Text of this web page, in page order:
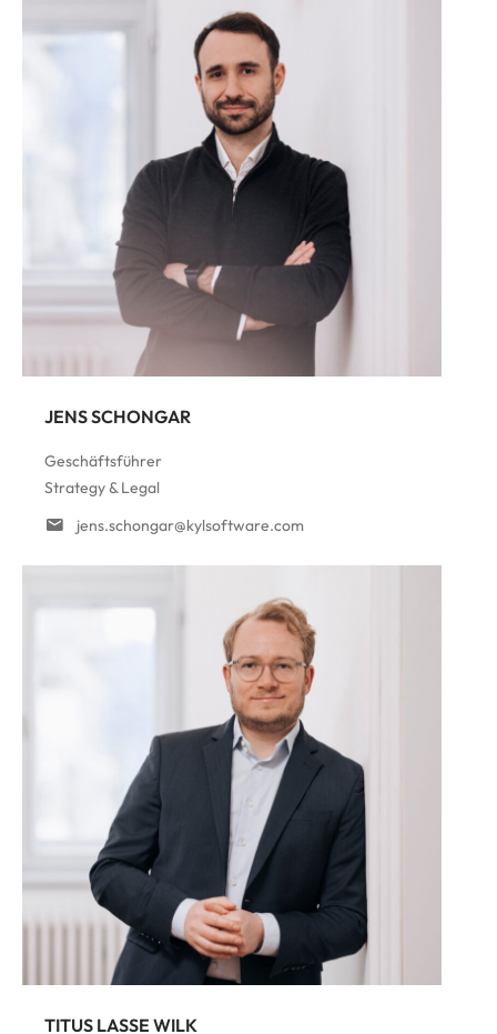
JENS SCHONGAR
Geschäftsführer
Strategy & Legal
jens.schongar@kylsoftware.com
TITUS LASSE WILK